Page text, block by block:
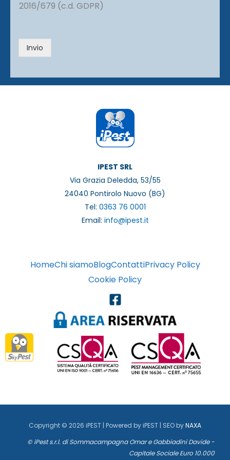
v
y
2016/679 (c.d. GDPR)
Invio
IPEST SRL
Via Grazia Deledda, 53/55
24040 Pontirolo Nuovo (BG)
Tel: 0363 76 0001
Email: info@ipest.it
HomeChi siamoBlogContattiPrivacy Policy
Cookie Policy
Copyright © 2026 iPEST | Powered by iPEST | SEO byNAXA
© iPest s.r.l. di Sommacampagna Omar e Gabbiadini Davide -
Capitale Sociale Euro 10.000